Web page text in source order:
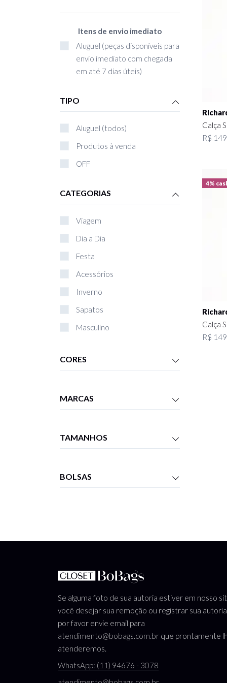
Itens de envio imediato
Aluguel (peças disponíveis para
envio imediato com chegada
em até 7 dias úteis)
TIPO
Aluguel (todos)
Produtos à venda
OFF
CATEGORIAS
Viagem
Dia a Dia
Festa
Acessórios
Inverno
Sapatos
Masculino
Livros
CORES
MARCAS
TAMANHOS
BOLSAS
Calça
R$
4%
Calça
R$
Se alguma foto de sua autoria estiver em nosso
você desejar sua remoção ou registrar sua
por favor envie email para
atendimento@bobags.com.br que prontamente
atenderemos.
WhatsApp: (11) 94676 - 3078